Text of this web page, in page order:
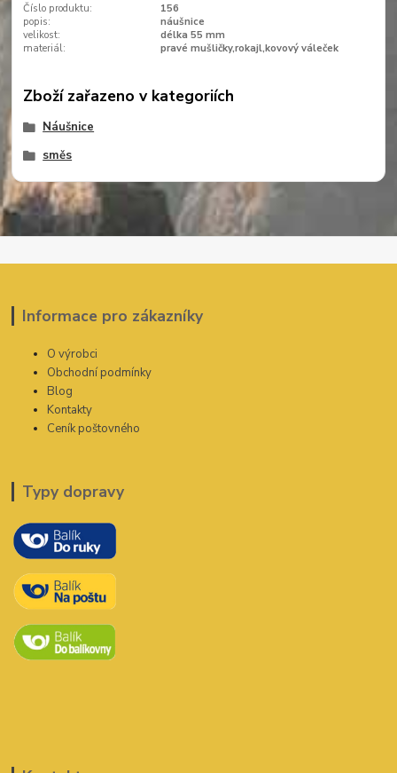
Číslo produktu:
156
popis:
náušnice
velikost:
délka 55 mm
materiál:
pravé mušličky,rokajl,kovový váleček
Zboží zařazeno v kategoriích
Náušnice
směs
Informace pro zákazníky
O výrobci
Obchodní podmínky
Blog
Kontakty
Ceník poštovného
Typy dopravy